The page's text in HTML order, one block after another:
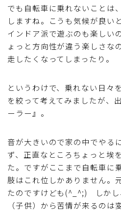
Di2関連
ブルべレポート2025
ブルべレポート2024
ブルべレポート2023
ブルベレポート2022
ブルべレポート2021
ブルベレポート2020
ブルベレポート2019
でも自転車に乗れないことは
しますね。こうも気候が良い
インドア派で遊ぶのも楽しい
ょっと方向性が違う楽しさな
走したくなってしまったり。
というわけで、乗れない日々
を絞って考えてみましたが、
ーラー』。
音が大きいので家の中でやる
ず、正直なところちょっと埃
た。ですがここまで自転車に
肢はこれ位しかありません。
たのですけども(^_^;) しかし
（子供）から苦情が来るのは